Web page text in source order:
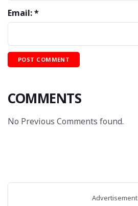
Email: *
COMMENTS
No Previous Comments found.
Advertisement